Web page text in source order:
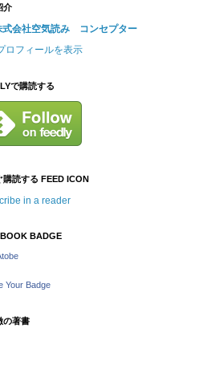
介
式会社空気読み コンセプター
ロフィールを表示
で購読する
購読する FEED ICON
in a reader
BADGE
Your Badge
の著書